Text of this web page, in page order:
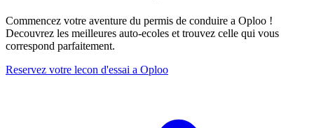
Commencez votre aventure du permis de conduire a Oploo !
Decouvrez les meilleures auto-ecoles et trouvez celle qui vous
correspond parfaitement.
Reservez votre lecon d'essai a Oploo